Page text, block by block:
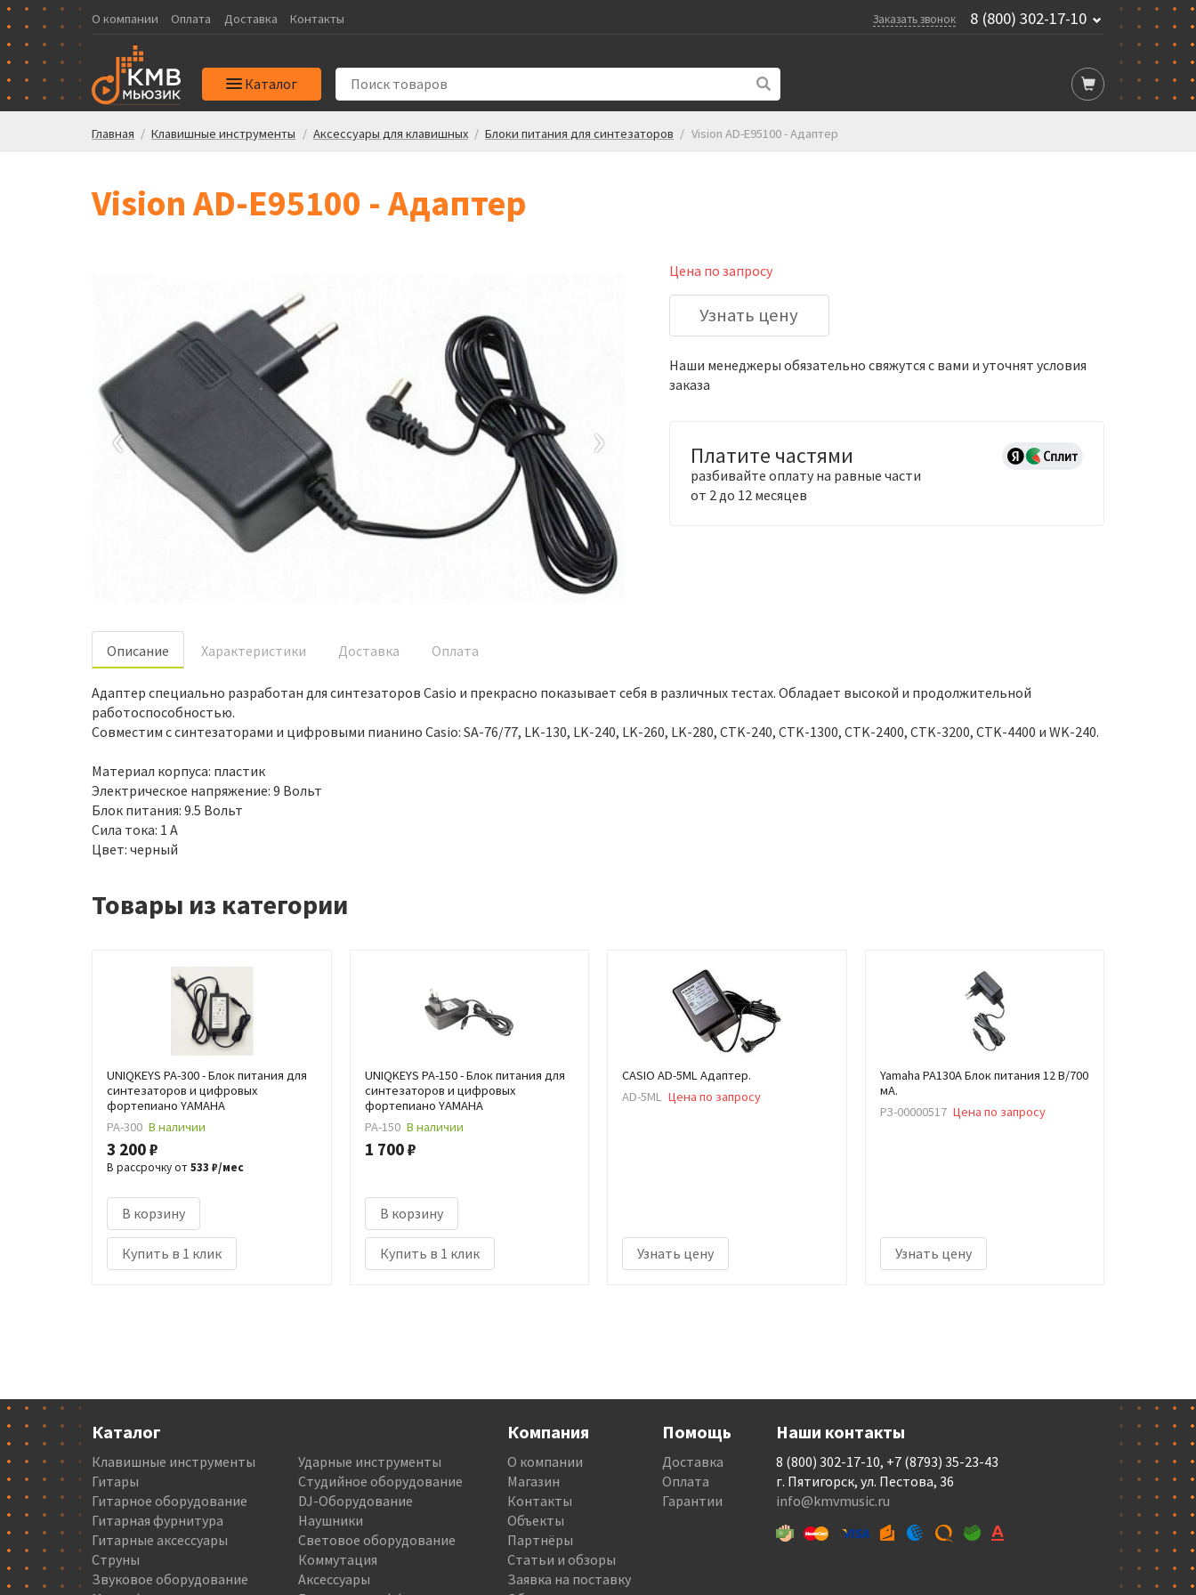
О компании Оплата Доставка Контакты Заказать звонок 8 (800) 302-17-10
Каталог
Главная / Клавишные инструменты / Аксессуары для клавишных / Блоки питания для синтезаторов / Vision AD-E95100 - Адаптер
Vision AD-E95100 - Адаптер
‹ ›
Цена по запросу
Узнать цену
Наши менеджеры обязательно свяжутся с вами и уточнят условия
заказа
Платите частями
разбивайте оплату на равные части
от 2 до 12 месяцев
Oписание Характеристики Доставка Оплата
Адаптер специально разработан для синтезаторов Casio и прекрасно показывает себя в различных тестах. Обладает высокой и продолжительной
работоспособностью.
Совместим с синтезаторами и цифровыми пианино Casio: SA-76/77, LK-130, LK-240, LK-260, LK-280, CTK-240, CTK-1300, CTK-2400, CTK-3200, CTK-4400 и WK-240.
Материал корпуса: пластик
Электрическое напряжение: 9 Вольт
Блок питания: 9.5 Вольт
Сила тока: 1 А
Цвет: черный
Товары из категории
UNIQKEYS PA-300 - Блок питания для
синтезаторов и цифровых
фортепиано YAMAHA
PA-300 В наличии
3 200 ₽
В рассрочку от533 ₽/мес
В корзину
Купить в 1 клик
UNIQKEYS PA-150 - Блок питания для
синтезаторов и цифровых
фортепиано YAMAHA
PA-150 В наличии
1 700 ₽
В корзину
Купить в 1 клик
CASIO AD-5ML Адаптер.
AD-5ML Цена по запросу
Узнать цену
Yamaha PA130A Блок питания 12 В/700
мA.
РЗ-00000517 Цена по запросу
Узнать цену
Каталог
Клавишные инструменты
Гитары
Гитарное оборудование
Гитарная фурнитура
Гитарные аксессуары
Струны
Звуковое оборудование
Ударные инструменты
Студийное оборудование
DJ-Оборудование
Наушники
Световое оборудование
Коммутация
Аксессуары
Компания
О компании
Магазин
Контакты
Объекты
Партнёры
Статьи и обзоры
Заявка на поставку
Помощь
Доставка
Оплата
Гарантии
Наши контакты
8 (800) 302-17-10, +7 (8793) 35-23-43
г. Пятигорск, ул. Пестова, 36
info@kmvmusic.ru